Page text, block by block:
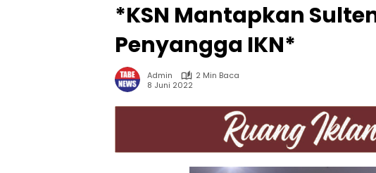
*KSN Mantapkan
Penyangga IKN*
Admin
2 Min Baca
8 Juni 2022